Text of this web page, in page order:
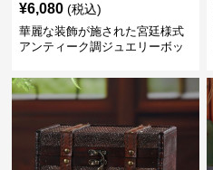
¥6,080 (税込)
華麗な装飾が施された宮廷様式
アンティーク調ジュエリーボッ